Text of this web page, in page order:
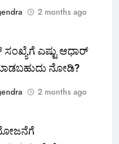
2 months ago
ಎಷ್ಟು ಆಧಾರ್
ನೋಡಿ?
2 months ago